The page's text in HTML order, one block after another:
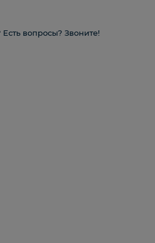
Есть вопросы? Звоните!